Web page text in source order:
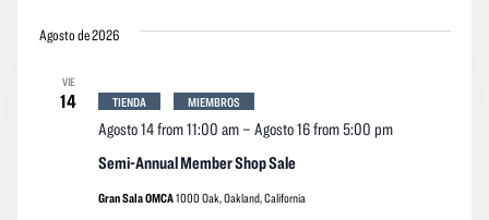
y
las
la
Agosto de 2026
VIE
14
Semi-Annual Member Shop Sale
Agosto 14 from 11:00 am– Agosto 16 from 5:00 pm
TIENDA MIEMBROS
Gran Sala OMCA1000 Oak, Oakland, California